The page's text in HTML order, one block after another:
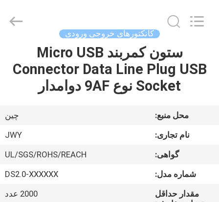
اصلی
درباره
کارخانه
Electronic
کانکتورهای خروجی ورودی
ستون کمربند Micro USB
Connector Data Line Plug USB
Socket نوع 9AF دوامدار
محل منبع:
چین
نام تجاری:
JWY
گواهی:
UL/SGS/ROHS/REACH
شماره مدل:
DS2.0-XXXXXX
مقدار حداقل
2000 عدد